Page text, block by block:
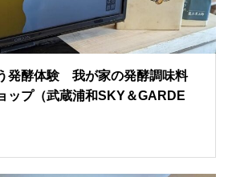
発酵体験 我が家の発酵調味料
ップ（武蔵浦和SKY＆GARDE